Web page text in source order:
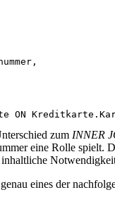
,
ON Kreditkarte .
zum INNER
eine Rolle spielt.
eines der